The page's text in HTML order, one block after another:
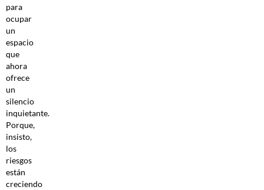
para
ocupar
un
espacio
que
ahora
ofrece
un
silencio
inquietante.
Porque,
insisto,
los
riesgos
están
creciendo